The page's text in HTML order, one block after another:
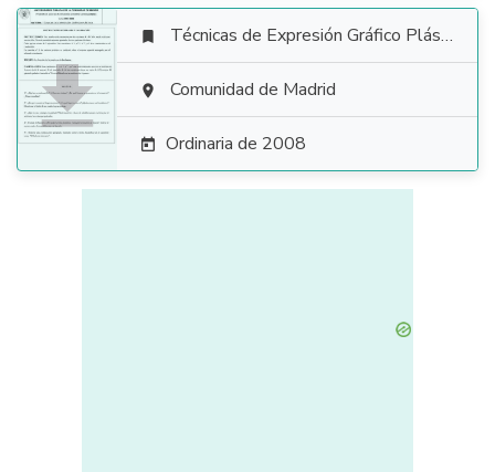

 Técnicas de Expresión Gráfico Plástica
 Comunidad de Madrid
 Ordinaria de 2008